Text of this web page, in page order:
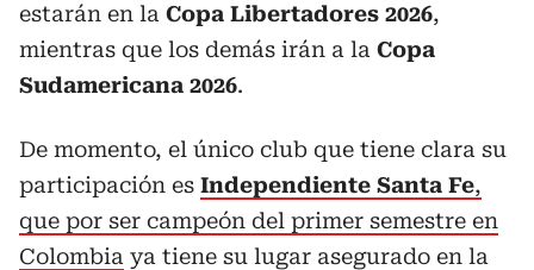
estarán en la Copa Libertadores 2026,
mientras que los demás irán a la Copa
Sudamericana 2026.
De momento, el único club que tiene clara su
participación es Independiente Santa Fe,
que por ser campeón del primer semestre en
Colombia ya tiene su lugar asegurado en la